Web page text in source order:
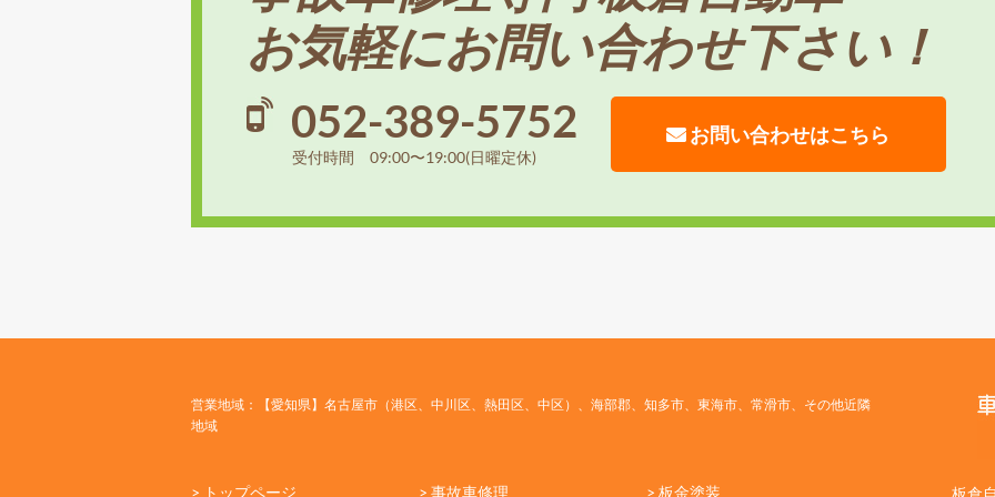
お気軽にお問い合わせ下さい！
052-389-5752
受付時間 09:00〜19:00(日曜定休)
お問い合わせはこちら
営業地域：【愛知県】名古屋市（港区、中川区、熱田区、中区）、海部郡、知多市、東海市、常滑市、その他近隣
地域
> トップページ > 事故車修理 > 板金塗装 板倉